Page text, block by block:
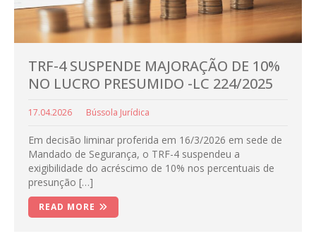
TRF-4 SUSPENDE MAJORAÇÃO DE 10%
NO LUCRO PRESUMIDO -LC 224/2025
17.04.2026 Bússola Jurídica
Em decisão liminar proferida em 16/3/2026 em sede de
Mandado de Segurança, o TRF-4 suspendeu a
exigibilidade do acréscimo de 10% nos percentuais de
presunção […]
READ MORE